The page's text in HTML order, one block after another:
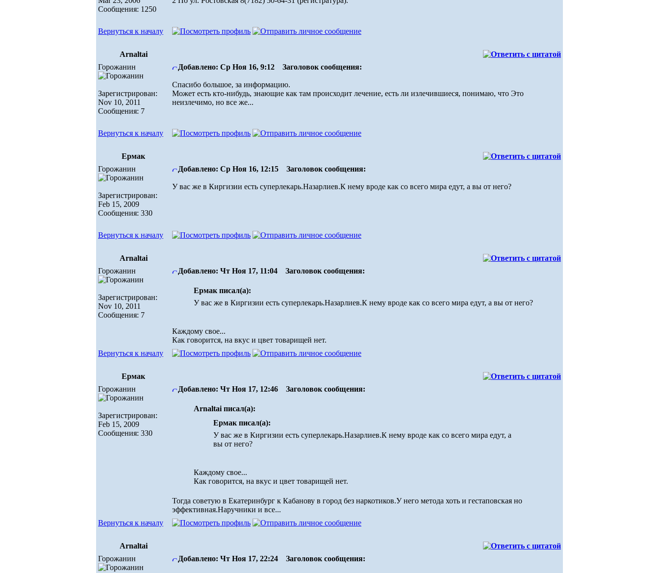
Сообщения: 1250
Вернуться к началу
Arnaltai
Горожанин
Зарегистрирован:
Nov 10, 2011
Сообщения: 7
Добавлено: Ср Ноя 16, 9:12 Заголовок сообщения:
Спасибо большое, за информацию.
Может есть кто-нибудь, знающие как там происходит лечение, есть ли излечившиеся, понимаю, что Это
неизлечимо, но все же...
Вернуться к началу
Ермак
Горожанин
Зарегистрирован:
Feb 15, 2009
Сообщения: 330
Добавлено: Ср Ноя 16, 12:15 Заголовок сообщения:
У вас же в Киргизии есть суперлекарь.Назарлиев.К нему вроде как со всего мира едут, а вы от него?
Вернуться к началу
Arnaltai
Горожанин
Зарегистрирован:
Nov 10, 2011
Сообщения: 7
Добавлено: Чт Ноя 17, 11:04 Заголовок сообщения:
Ермак писал(а):
У вас же в Киргизии есть суперлекарь.Назарлиев.К нему вроде как со всего мира едут, а вы от него?
Каждому свое...
Как говорится, на вкус и цвет товарищей нет.
Вернуться к началу
Ермак
Горожанин
Зарегистрирован:
Feb 15, 2009
Сообщения: 330
Добавлено: Чт Ноя 17, 12:46 Заголовок сообщения:
Arnaltai писал(а):
Ермак писал(а):
У вас же в Киргизии есть суперлекарь.Назарлиев.К нему вроде как со всего мира едут, а
вы от него?
Каждому свое...
Как говорится, на вкус и цвет товарищей нет.
Тогда советую в Екатеринбург к Кабанову в город без наркотиков.У него метода хоть и гестаповская но
эффективная.Наручники и все...
Вернуться к началу
Arnaltai
Горожанин
Добавлено: Чт Ноя 17, 22:24 Заголовок сообщения: